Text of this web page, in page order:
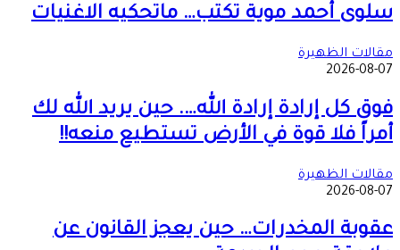
سلوى أحمد موية تكتب… ماتحكيه الاغنيات
مقالات الظهيرة
2026-08-07
فوق كل إرادة إرادة الله…. حين يريد الله لك
أمراً فلا قوة في الأرض تستطيع منعه!!
مقالات الظهيرة
2026-08-07
عقوبة المخدرات… حين يعجز القانون عن